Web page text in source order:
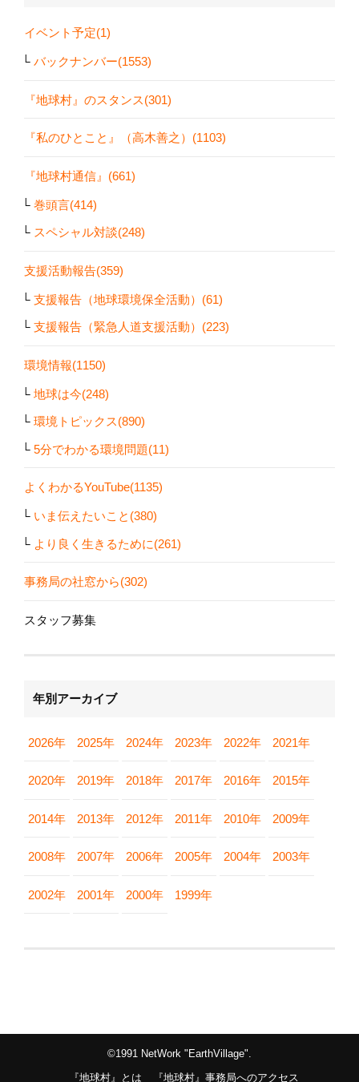
イベント予定(1)
バックナンバー(1553)
『地球村』のスタンス(301)
『私のひとこと』（高木善之）(1103)
『地球村通信』(661)
巻頭言(414)
スペシャル対談(248)
支援活動報告(359)
支援報告（地球環境保全活動）(61)
支援報告（緊急人道支援活動）(223)
環境情報(1150)
地球は今(248)
環境トピックス(890)
5分でわかる環境問題(11)
よくわかるYouTube(1135)
いま伝えたいこと(380)
より良く生きるために(261)
事務局の社窓から(302)
スタッフ募集
年別アーカイブ
2026年 2025年 2024年 2023年 2022年 2021年
2020年 2019年 2018年 2017年 2016年 2015年
2014年 2013年 2012年 2011年 2010年 2009年
2008年 2007年 2006年 2005年 2004年 2003年
2002年 2001年 2000年 1999年
©1991 NetWork "EarthVillage".
『地球村』とは
『地球村』事務局へのアクセス